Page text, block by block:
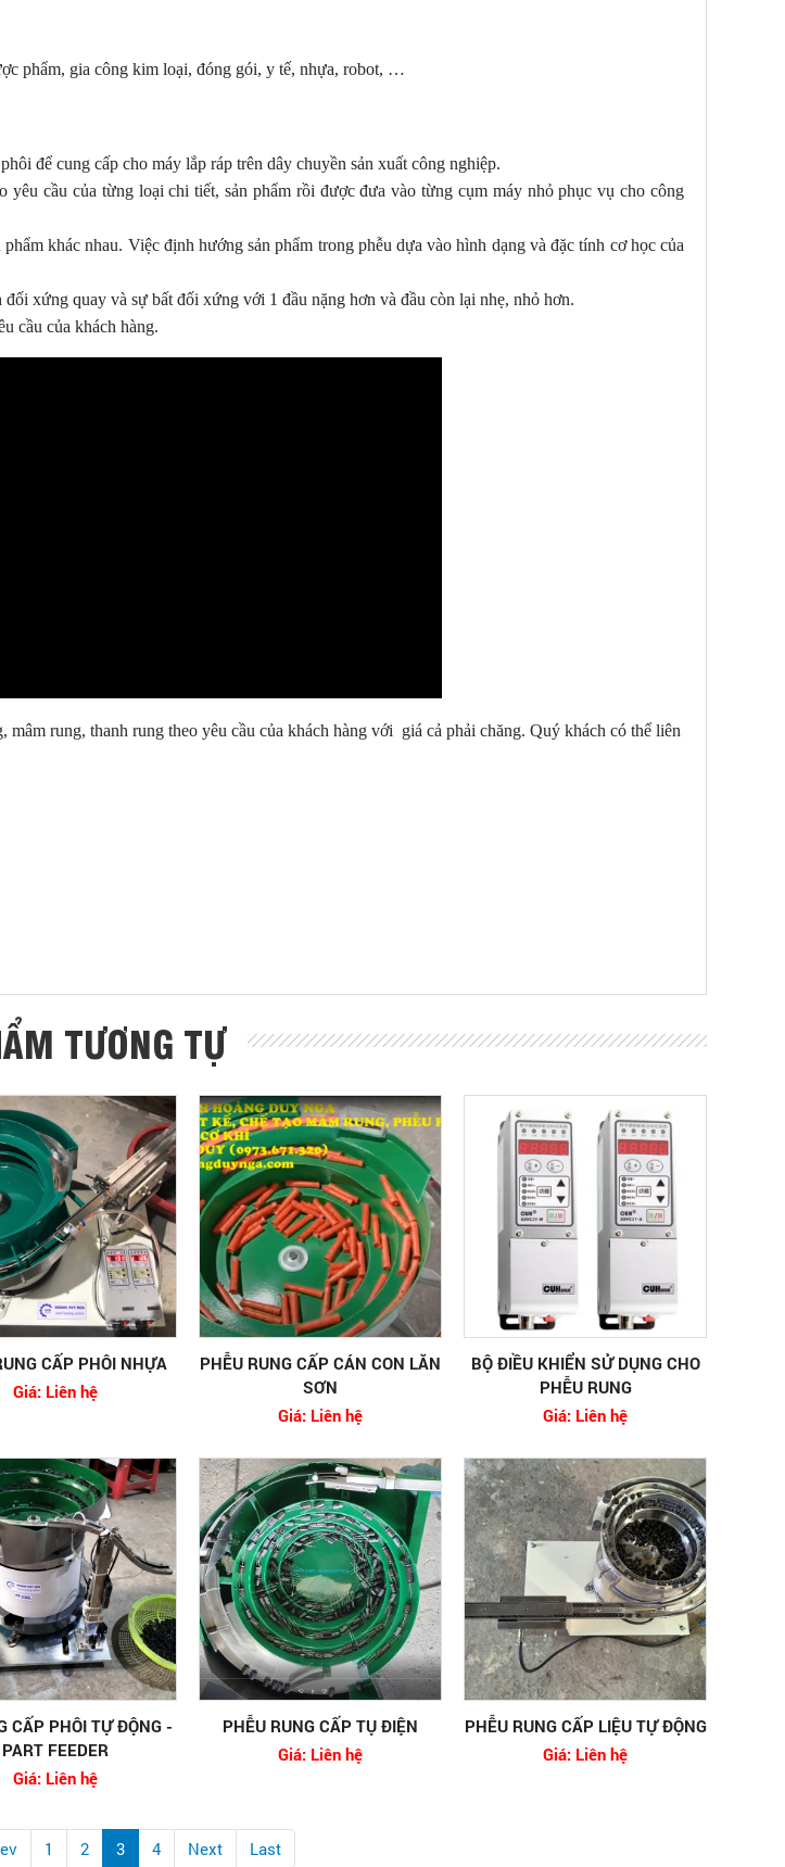
phẩm, gia công kim loại, đóng gói, y tế, nhựa, robot, …
để cung cấp cho máy lắp ráp trên dây chuyền sản xuất công nghiệp.
cầu của từng loại chi tiết, sản phẩm rồi được đưa vào từng cụm máy nhỏ phục vụ cho công
khác nhau. Việc định hướng sản phẩm trong phễu dựa vào hình dạng và đặc tính cơ học của
xứng quay và sự bất đối xứng với 1 đầu nặng hơn và đầu còn lại nhẹ, nhỏ hơn.
cầu của khách hàng.
rung, thanh rung theo yêu cầu của khách hàng với giá cả phải chăng. Quý khách có thể liên
TƯƠNG TỰ
CẤP PHÔI NHỰA
Giá: Liên hệ
PHỄU RUNG CẤP CÁN CON LĂN
SƠN
Giá: Liên hệ
BỘ ĐIỀU KHIỂN SỬ DỤNG CHO
PHỄU RUNG
Giá: Liên hệ
CẤP PHÔI TỰ ĐỘNG -
PART FEEDER
Giá: Liên hệ
PHỄU RUNG CẤP TỤ ĐIỆN
Giá: Liên hệ
PHỄU RUNG CẤP LIỆU TỰ ĐỘNG
Giá: Liên hệ
1 2 3 4 Next Last